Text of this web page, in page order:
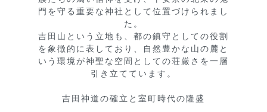
門を守る重要な神社として位置づけられまし
た。
吉田山という立地も、都の鎮守としての役割
を象徴的に表しており、自然豊かな山の麓と
いう環境が神聖な空間としての荘厳さを一層
引き立てています。
吉田神道の確立と室町時代の隆盛